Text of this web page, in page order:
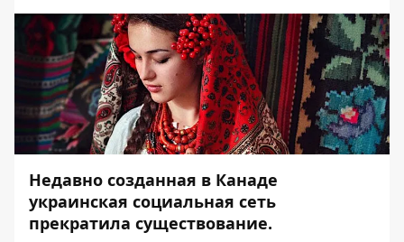
Недавно созданная в Канаде
украинская социальная сеть
прекратила существование.